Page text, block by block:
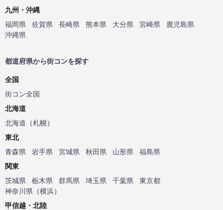
九州・沖縄
福岡県
佐賀県 長崎県 熊本県 大分県 宮崎県
鹿児島県
沖縄県
都道府県から街コンを探す
全国
街コン全国
北海道
北海道 （札幌）
東北
青森県
岩手県 宮城県 秋田県 山形県
福島県
関東
茨城県
栃木県 群馬県 埼玉県 千葉県
東京都
神奈川県 （横浜）
甲信越・北陸